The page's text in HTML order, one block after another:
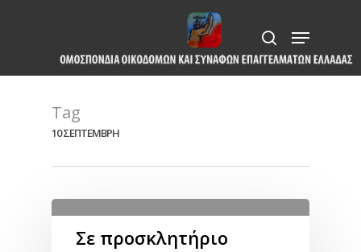
content
search
Menu
Tag
10 ΣΕΠΤΕΜΒΡΗ
Σε προσκλητήριο